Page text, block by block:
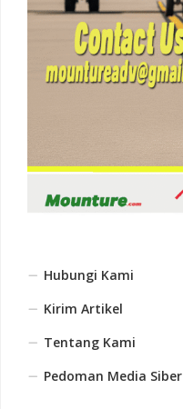
Hubungi Kami
Kirim Artikel
Tentang Kami
Pedoman Media Siber